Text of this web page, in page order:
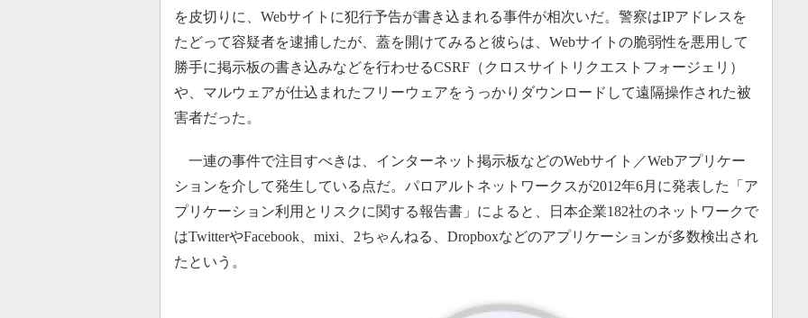
を皮切りに、Webサイトに犯行予告が書き込まれる事件が相次いだ。警察はIPアドレスを
たどって容疑者を逮捕したが、蓋を開けてみると彼らは、Webサイトの脆弱性を悪用して
勝手に掲示板の書き込みなどを行わせるCSRF（クロスサイトリクエストフォージェリ）
や、マルウェアが仕込まれたフリーウェアをうっかりダウンロードして遠隔操作された被
害者だった。
一連の事件で注目すべきは、インターネット掲示板などのWebサイト／Webアプリケー
ションを介して発生している点だ。パロアルトネットワークスが2012年6月に発表した「ア
プリケーション利用とリスクに関する報告書」によると、日本企業182社のネットワークで
はTwitterやFacebook、mixi、2ちゃんねる、Dropboxなどのアプリケーションが多数検出され
たという。